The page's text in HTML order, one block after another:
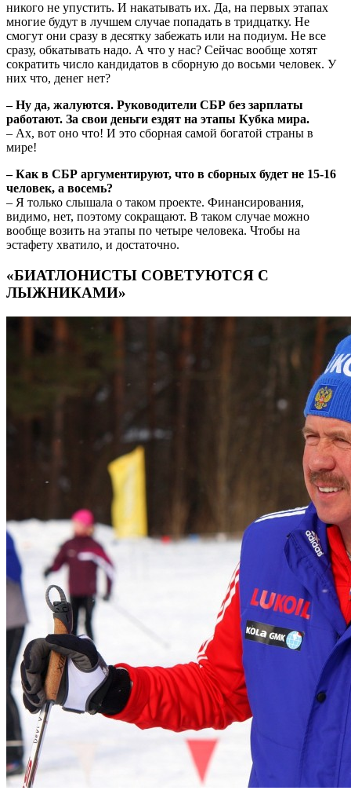
никого не упустить. И накатывать их. Да, на первых этапах
многие будут в лучшем случае попадать в тридцатку. Не
смогут они сразу в десятку забежать или на подиум. Не все
сразу, обкатывать надо. А что у нас? Сейчас вообще хотят
сократить число кандидатов в сборную до восьми человек. У
них что, денег нет?
– Ну да, жалуются. Руководители СБР без зарплаты
работают. За свои деньги ездят на этапы Кубка мира.
– Ах, вот оно что! И это сборная самой богатой страны в
мире!
– Как в СБР аргументируют, что в сборных будет не 15-16
человек, а восемь?
– Я только слышала о таком проекте. Финансирования,
видимо, нет, поэтому сокращают. В таком случае можно
вообще возить на этапы по четыре человека. Чтобы на
эстафету хватило, и достаточно.
«БИАТЛОНИСТЫ СОВЕТУЮТСЯ С
ЛЫЖНИКАМИ»